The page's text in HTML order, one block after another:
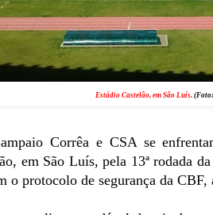
Estádio Castelão, em São Luís.
Corrêa e CSA se
em São Luís, pela 13ª rodada
o protocolo de segurança da